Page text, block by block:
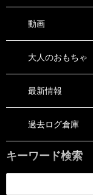
動画
大人のおもちゃ
最新情報
過去ログ倉庫
キーワード検索